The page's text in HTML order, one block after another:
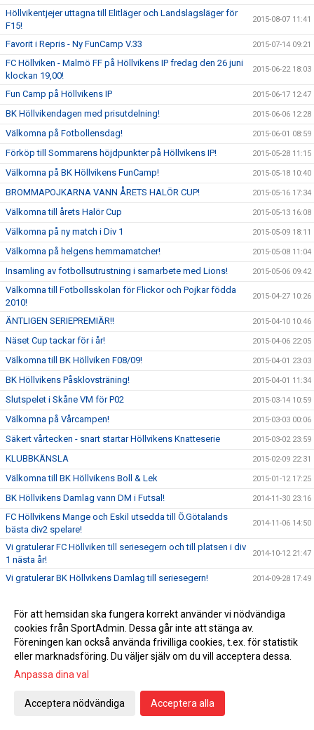
Höllvikentjejer uttagna till Elitläger och Landslagsläger för
F15!
2015-08-07 11:41
Favorit i Repris - Ny FunCamp V.33 2015-07-14 09:21
FC Höllviken - Malmö FF på Höllvikens IP fredag den 26 juni
klockan 19,00!
2015-06-22 18:03
Fun Camp på Höllvikens IP 2015-06-17 12:47
BK Höllvikendagen med prisutdelning! 2015-06-06 12:28
Välkomna på Fotbollensdag! 2015-06-01 08:59
Förköp till Sommarens höjdpunkter på Höllvikens IP! 2015-05-28 11:15
Välkomna på BK Höllvikens FunCamp! 2015-05-18 10:40
BROMMAPOJKARNA VANN ÅRETS HALÖR CUP! 2015-05-16 17:34
Välkomna till årets Halör Cup 2015-05-13 16:08
Välkomna på ny match i Div 1 2015-05-09 18:11
Välkomna på helgens hemmamatcher! 2015-05-08 11:04
Insamling av fotbollsutrustning i samarbete med Lions! 2015-05-06 09:42
Välkomna till Fotbollsskolan för Flickor och Pojkar födda
2010!
2015-04-27 10:26
ÄNTLIGEN SERIEPREMIÄR!! 2015-04-10 10:46
Näset Cup tackar för i år! 2015-04-06 22:05
Välkomna till BK Höllviken F08/09! 2015-04-01 23:03
BK Höllvikens Påsklovsträning! 2015-04-01 11:34
Slutspelet i Skåne VM för P02 2015-03-14 10:59
Välkomna på Vårcampen! 2015-03-03 00:06
Säkert vårtecken - snart startar Höllvikens Knatteserie 2015-03-02 23:59
KLUBBKÄNSLA 2015-02-09 22:31
Välkomna till BK Höllvikens Boll & Lek 2015-01-12 17:25
BK Höllvikens Damlag vann DM i Futsal! 2014-11-30 23:16
FC Höllvikens Mange och Eskil utsedda till Ö.Götalands
bästa div2 spelare!
2014-11-06 14:50
Vi gratulerar FC Höllviken till seriesegern och till platsen i div
1 nästa år!
2014-10-12 21:47
Vi gratulerar BK Höllvikens Damlag till seriesegern! 2014-09-28 17:49
Årets mössa här! 2014-09-16 23:10
Nytt nummer av Bollkoll! 2014-09-11 14:16
Välkomna till Skåne VM 2014-2015! 2014-08-28 16:06
Klubbprylar!
För att hemsidan ska fungera korrekt använder vi nödvändiga
cookies från SportAdmin. Dessa går inte att stänga av.
Föreningen kan också använda frivilliga cookies, t.ex. för statistik
eller marknadsföring. Du väljer själv om du vill acceptera dessa.
Anpassa dina val
Acceptera nödvändiga Acceptera alla